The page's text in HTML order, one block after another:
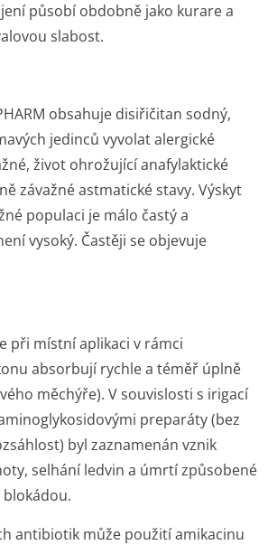
působí obdobně jako kurare a
slabost.
obsahuje disiřičitan sodný,
jedinců vyvolat alergické
život ohrožující anafylaktické
závažné astmatické stavy. Výskyt
populaci je málo častý a
vysoký. Častěji se objevuje
při místní aplikaci v rámci
absorbují rychle a téměř úplně
měchýře). V souvislosti s irigací
preparáty (bez
byl zaznamenán vznik
selhání ledvin a úmrtí způsobené
antibiotik může použití amikacinu